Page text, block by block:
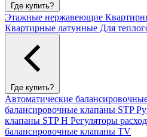
Где купить?
Этажные нержавеющие
Квартирные латунные Для
Где купить?
Автоматические
балансировочные клапаны STP
клапаны STP H Регуляторы
балансировочные клапаны TV